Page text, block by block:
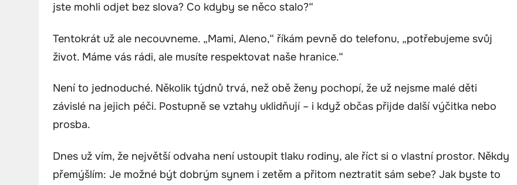
jste mohli odjet bez slova? Co kdyby se něco stalo?“
Tentokrát už ale necouvneme. „Mami, Aleno,“ říkám pevně do telefonu, „potřebujeme svůj
život. Máme vás rádi, ale musíte respektovat naše hranice.“
Není to jednoduché. Několik týdnů trvá, než obě ženy pochopí, že už nejsme malé děti
závislé na jejich péči. Postupně se vztahy uklidňují – i když občas přijde další výčitka nebo
prosba.
Dnes už vím, že největší odvaha není ustoupit tlaku rodiny, ale říct si o vlastní prostor. Někdy
přemýšlím: Je možné být dobrým synem i zetěm a přitom neztratit sám sebe? Jak byste to